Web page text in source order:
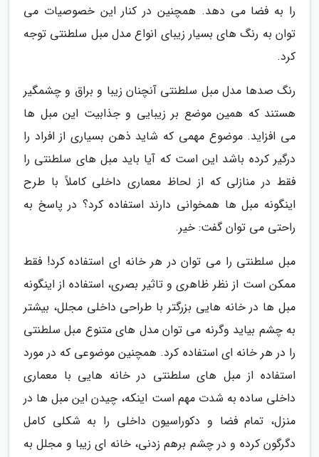
را به فضا می دهد. همچنین در کنار این خصوصیات می
توان به رنگ های بسیار زیبای انواع مدل مبل سلطنتی توجه
کرد.
رنگ صدها مدل مبل سلطنتی آنچنان زیبا و براق و چشمگیر
هستند که همین موضع بر زیبایی و جذابیت این مبل ها
می افزاید. موضوع مهمی که شاید ذهن بسیاری از افراد را
درگیر کرده باشد این است که آیا باید مبل های سلطنتی را
فقط در منازلی که از لحاظ معماری داخلی کاملاً با طرح
اینگونه مبل ها همخوانی دارند استفاده کرد؟ در پاسخ به
راحتی می توان گفت: خیر.
مبل سلطنتی را می توان در هر خانه ای استفاده کرد! فقط
ممکن است از نظر ظاهری و تاثیر بصری، استفاده از اینگونه
مبل ها در خانه هایی بزرگتر با طراحی داخلی مجلل، بیشتر
به چشم بیاید وگرنه می توان مدل های متنوع مبل سلطنتی
را در هر خانه ای استفاده کرد. همچنین موضوعی که در مورد
استفاده از مبل های سلطنتی در خانه هایی با معماری
داخلی ساده به شدت مهم است اینکه، چیدن این مبل ها در
منزل، تمام فضا و دکوراسیون داخلی را به شکلی کامل
دگرگون کرده و در چشم برهم زدنی، خانه ای زیبا و مجلل به